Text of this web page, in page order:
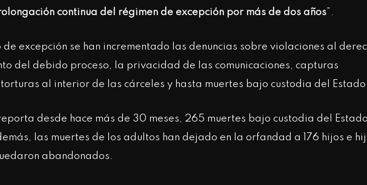
continua del régimen de excepción por más de dos años”.
de excepción se han incrementado las denuncias sobre violaciones al
del debido proceso, la privacidad de las comunicaciones, capturas
al interior de las cárceles y hasta muertes bajo custodia del
desde hace más de 30 meses, 265 muertes bajo custodia del
las muertes de los adultos han dejado en la orfandad a 176 hijos e
abandonados.